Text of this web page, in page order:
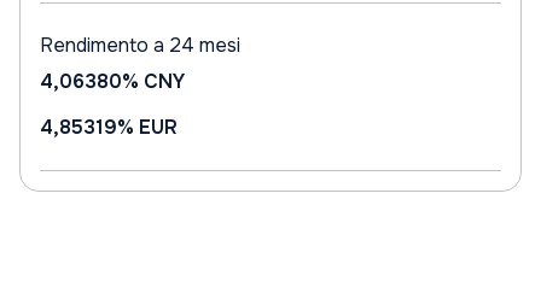
Rendimento a 24 mesi
4,06380% CNY
4,85319% EUR